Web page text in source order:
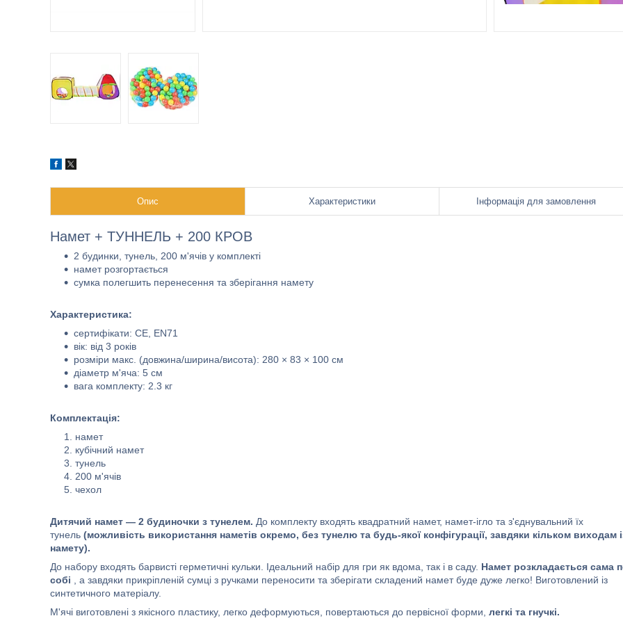
Опис Характеристики Інформація для замовлення
Намет + ТУННЕЛЬ + 200 КРОВ
2 будинки, тунель, 200 м'ячів у комплекті
намет розгортається
сумка полегшить перенесення та зберігання намету
Характеристика:
сертифікати: CE, EN71
вік: від 3 років
розміри макс. (довжина/ширина/висота): 280 × 83 × 100 см
діаметр м'яча: 5 см
вага комплекту: 2.3 кг
Комплектація:
намет
кубічний намет
тунель
200 м'ячів
чехол
Дитячий намет — 2 будиночки з тунелем. До комплекту входять квадратний намет, намет-ігло та з'єднувальний їх
тунель (можливість використання наметів окремо, без тунелю та будь-якої конфігурації, завдяки кільком виходам
намету).
До набору входять барвисті герметичні кульки. Ідеальний набір для гри як вдома, так і в саду. Намет розкладається сама
собі , а завдяки прикріпленій сумці з ручками переносити та зберігати складений намет буде дуже легко! Виготовлений із
синтетичного матеріалу.
М'ячі виготовлені з якісного пластику, легко деформуються, повертаються до первісної форми, легкі та гнучкі.